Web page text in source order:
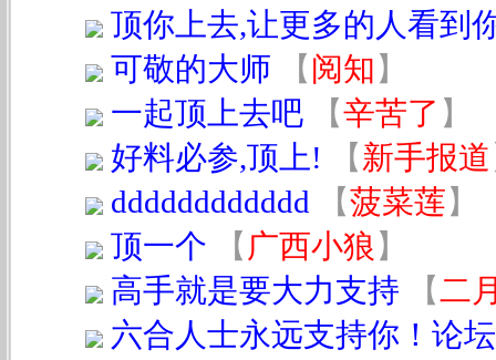
顶你上去,让更多的人看到
可敬的大师
【 阅知 】
一起顶上去吧
【辛苦了 】
好料必参,顶上!
【 新手报道
dddddddddddd
【菠菜莲】
顶一个
【 广西小狼 】
高手就是要大力支持
【二
六合人士永远支持你！论